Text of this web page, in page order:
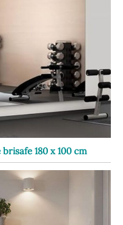
180 x 100 cm